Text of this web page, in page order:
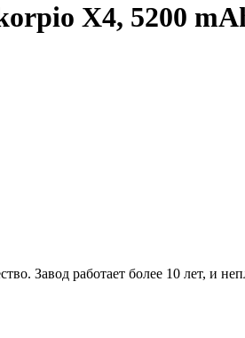
X4, 5200
Завод работает более 10 лет, и